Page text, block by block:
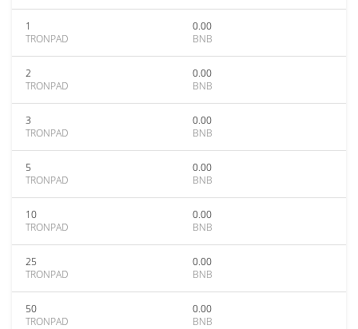
1
TRONPAD
0.00
BNB
2
TRONPAD
0.00
BNB
3
TRONPAD
0.00
BNB
5
TRONPAD
0.00
BNB
10
TRONPAD
0.00
BNB
25
TRONPAD
0.00
BNB
50
TRONPAD
0.00
BNB